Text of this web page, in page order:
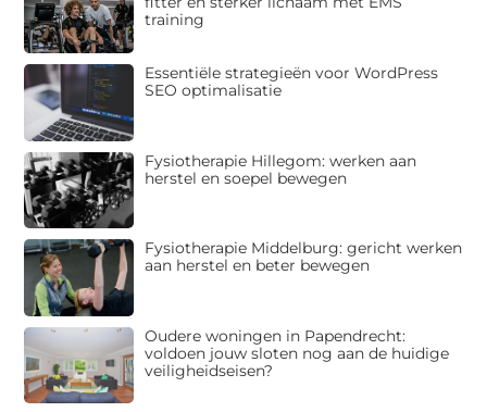
training
Essentiële strategieën voor WordPress
SEO optimalisatie
Fysiotherapie Hillegom: werken aan
herstel en soepel bewegen
Fysiotherapie Middelburg: gericht werken
aan herstel en beter bewegen
Oudere woningen in Papendrecht:
voldoen jouw sloten nog aan de huidige
veiligheidseisen?